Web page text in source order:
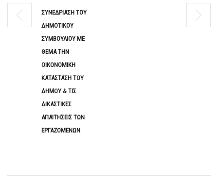
ΣΥΝΕΔΡΙΑΣΗ ΤΟΥ
ΔΗΜΟΤΙΚΟΥ
ΣΥΜΒΟΥΛΙΟΥ ΜΕ
ΘΕΜΑ ΤΗΝ
ΟΙΚΟΝΟΜΙΚΗ
ΚΑΤΑΣΤΑΣΗ ΤΟΥ
ΔΗΜΟΥ & ΤΙΣ
ΔΙΚΑΣΤΙΚΕΣ
ΑΠΑΙΤΗΣΕΙΣ ΤΩΝ
ΕΡΓΑΖΟΜΕΝΩΝ